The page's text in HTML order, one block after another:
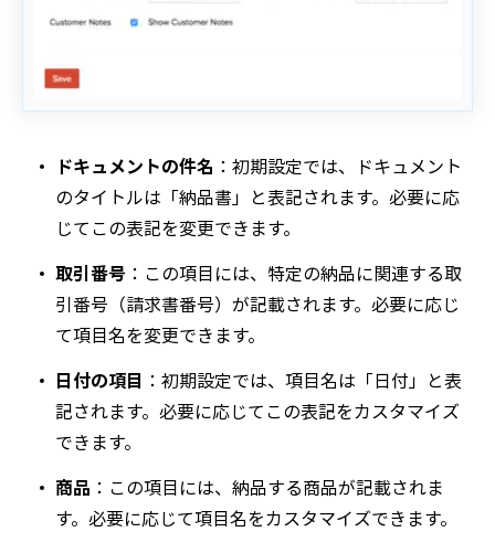
ドキュメントの件名 ：初期設定では、ドキュメント
のタイトルは「納品書」と表記されます。必要に応
じてこの表記を変更できます。
取引番号 ：この項目には、特定の納品に関連する取
引番号（請求書番号）が記載されます。必要に応じ
て項目名を変更できます。
日付の項目 ：初期設定では、項目名は「日付」と表
記されます。必要に応じてこの表記をカスタマイズ
できます。
商品 ：この項目には、納品する商品が記載されま
す。必要に応じて項目名をカスタマイズできます。